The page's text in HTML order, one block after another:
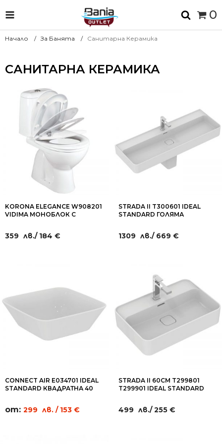
0
Начало За Банята Санитарна Керамика
САНИТАРНА КЕРАМИКА
KORONA ELEGANCE W908201
VIDIMA МОНОБЛОК С
КАПАК С ПЛАВНО СПУСКАНЕ
359 лв./ 184 €
STRADA II T300601 IDEAL
STANDARD ГОЛЯМА
ОТВОР ЗА СМЕСИТЕЛ120Х43
СМ
1309 лв./ 669 €
CONNECT AIR E034701 IDEAL
STANDARD КВАДРАТНА 40
МИВКА С МОНТАЖ ВЪРХУ
ПЛОТ
от: 299 лв. / 153 €
STRADA II 60СМ T299801
T299901 IDEAL STANDARD
ПЛОТ С/БЕЗ ОТВОР ЗА
СМЕСИТЕЛ
499 лв./ 255 €